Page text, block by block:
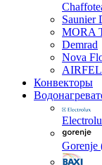
Saunier
MORA
Demrad
Nova
AIRFEL
Конвекторы
Gorenje